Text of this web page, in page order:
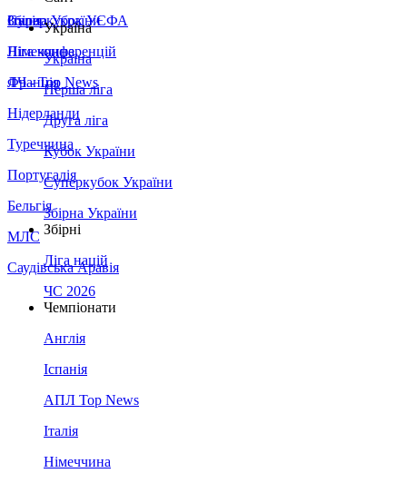
Збірна України
Італія
Німеччина
Франція
Нідерланди
Туреччина
Португалія
Бельгія
МЛС
Саудівська Аравія
Суперкубок УЄФА
Ліга конференцій
ЛЧ - Top News
Україна
Україна
Перша ліга
Друга ліга
Кубок України
Суперкубок України
Збірна України
Збірні
Ліга націй
ЧС 2026
Чемпіонати
Англія
Іспанія
АПЛ Top News
Італія
Німеччина